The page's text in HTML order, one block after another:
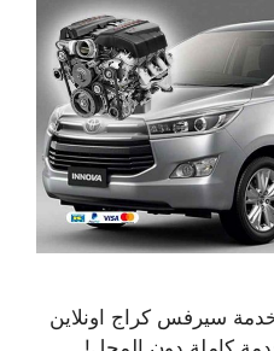
سيرفس كراج اونلاين